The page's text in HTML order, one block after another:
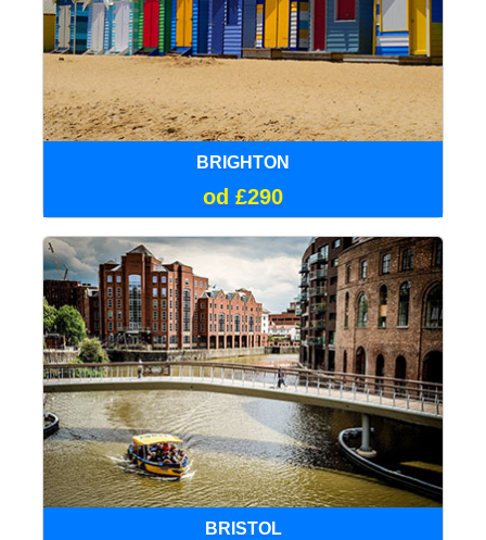
BRIGHTON
od £290
BRISTOL